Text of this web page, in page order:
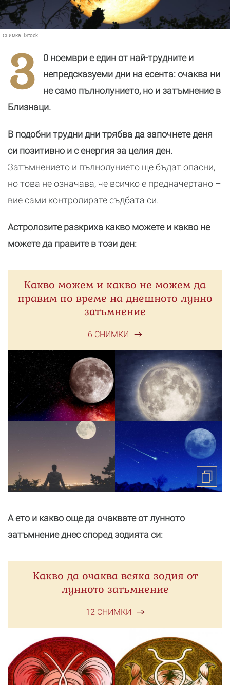
Снимка: iStock
3
0 ноември е един от най-трудните и
непредсказуеми дни на есента: очаква ни
не само пълнолунието, но и затъмнение в
Близнаци.
В подобни трудни дни трябва да започнете деня
си позитивно и с енергия за целия ден.
Затъмнението и пълнолунието ще бъдат опасни,
но това не означава, че всичко е предначертано –
вие сами контролирате съдбата си.
Астролозите разкриха какво можете и какво не
можете да правите в този ден:
Какво можем и какво не можем да
правим по време на днешното лунно
затъмнение
6 СНИМКИ
А ето и какво още да очаквате от лунното
затъмнение днес според зодията си:
Какво да очаква всяка зодия от
лунното затъмнение
12 СНИМКИ